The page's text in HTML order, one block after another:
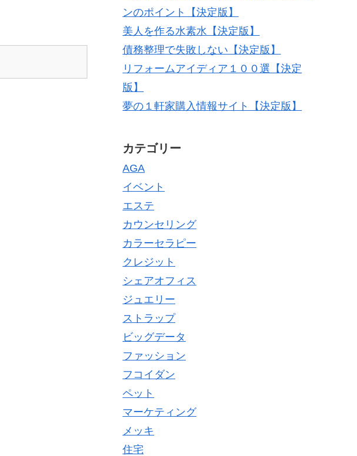
ンのポイント【決定版】
美人を作る水素水【決定版】
債務整理で失敗しない【決定版】
リフォームアイディア１００選【決定
版】
夢の１軒家購入情報サイト【決定版】
カテゴリー
AGA
イベント
エステ
カウンセリング
カラーセラピー
クレジット
シェアオフィス
ジュエリー
ストラップ
ビッグデータ
ファッション
フコイダン
ペット
マーケティング
メッキ
住宅